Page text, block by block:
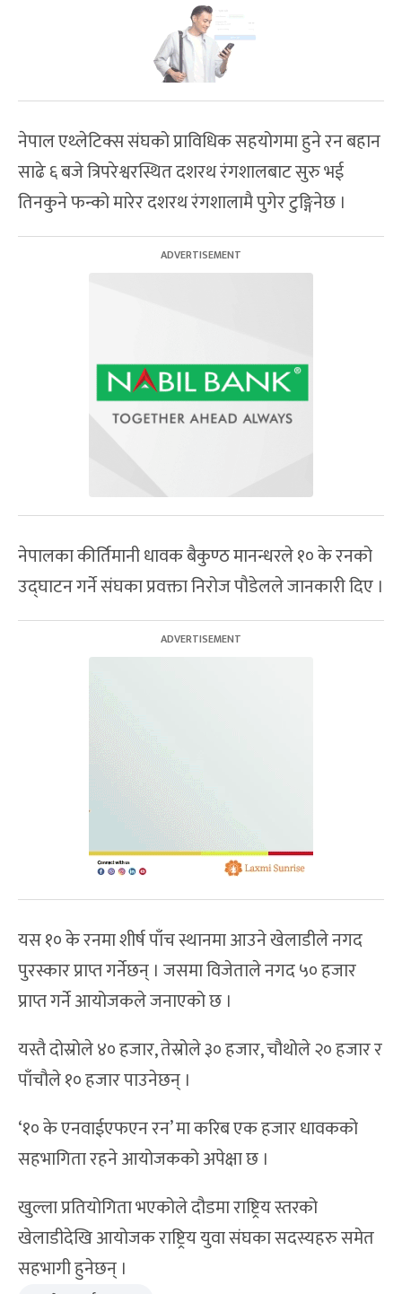
नेपाल एथ्लेटिक्स संघको प्राविधिक सहयोगमा हुने रन बहान
साढे ६ बजे त्रिपरेश्वरस्थित दशरथ रंगशालबाट सुरु भई
तिनकुने फन्को मारेर दशरथ रंगशालामै पुगेर टुङ्गिनेछ ।
नेपालका कीर्तिमानी धावक बैकुण्ठ मानन्धरले १० के रनको
उद्घाटन गर्ने संघका प्रवक्ता निरोज पौडेलले जानकारी दिए ।
यस १० के रनमा शीर्ष पाँच स्थानमा आउने खेलाडीले नगद
पुरस्कार प्राप्त गर्नेछन् । जसमा विजेताले नगद ५० हजार
प्राप्त गर्ने आयोजकले जनाएको छ ।
यस्तै दोस्रोले ४० हजार, तेस्रोले ३० हजार, चौथोले २० हजार र
पाँचौले १० हजार पाउनेछन् ।
‘१० के एनवाईएफएन रन’ मा करिब एक हजार धावकको
सहभागिता रहने आयोजकको अपेक्षा छ ।
खुल्ला प्रतियोगिता भएकोले दौडमा राष्ट्रिय स्तरको
खेलाडीदेखि आयोजक राष्ट्रिय युवा संघका सदस्यहरु समेत
सहभागी हुनेछन् ।